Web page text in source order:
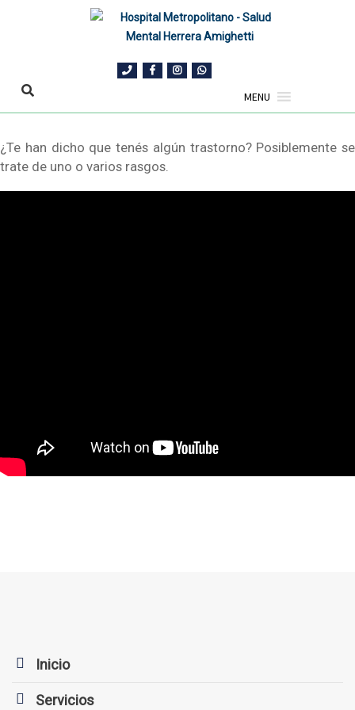
to
content
MENU
¿Te han dicho que tenés algún trastorno? Posiblemente se
trate de uno o varios rasgos.
Inicio
Servicios